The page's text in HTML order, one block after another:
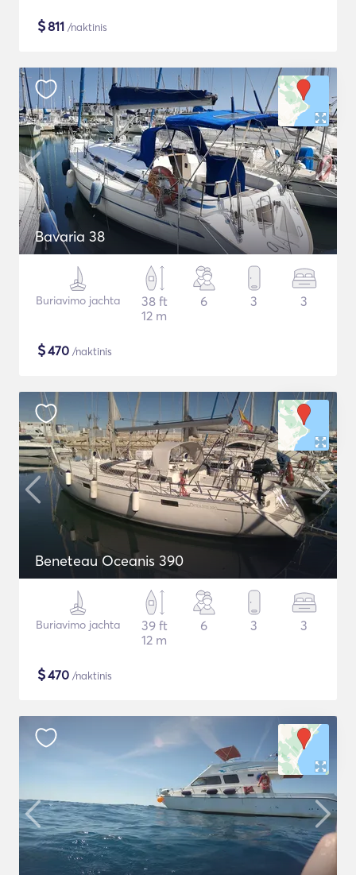
$811 /naktinis
Bavaria 38
Buriavimo jachta
38 ft
12 m
6 3 3
$470 /naktinis
Beneteau Oceanis 390
Buriavimo jachta
39 ft
12 m
6 3 3
$470 /naktinis